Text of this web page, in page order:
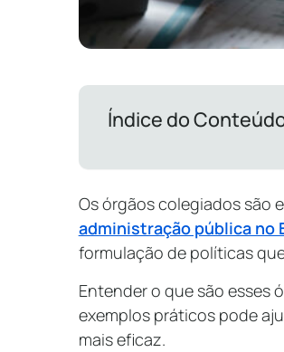
Índice do
Os órgãos colegiados são
administração pública no
formulação de políticas
Entender o que são esses
exemplos práticos pode
mais eficaz.